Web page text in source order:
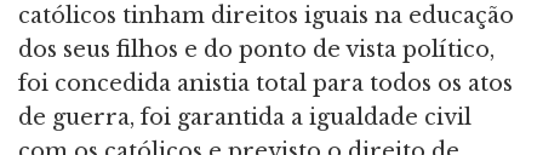
católicos tinham direitos iguais na educação
dos seus filhos e do ponto de vista político,
foi concedida anistia total para todos os atos
de guerra, foi garantida a igualdade civil